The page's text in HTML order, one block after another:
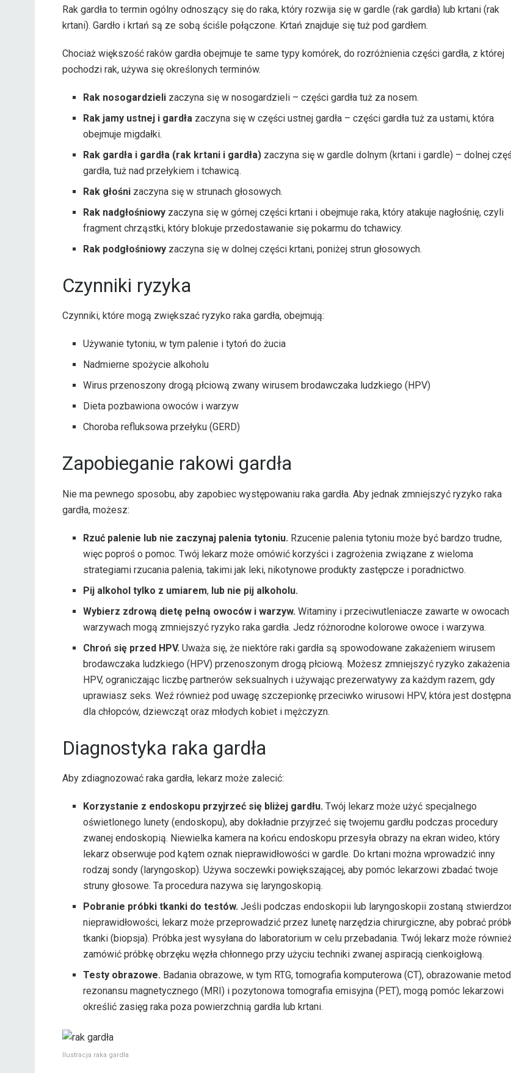
Rak gardła to termin ogólny odnoszący się do raka, który rozwija się w gardle (rak gardła) lub krtani (rak
krtani). Gardło i krtań są ze sobą ściśle połączone. Krtań znajduje się tuż pod gardłem.
Chociaż większość raków gardła obejmuje te same typy komórek, do rozróżnienia części gardła, z której
pochodzi rak, używa się określonych terminów.
Rak nosogardzieli zaczyna się w nosogardzieli – części gardła tuż za nosem.
Rak jamy ustnej i gardła zaczyna się w części ustnej gardła – części gardła tuż za ustami, która
obejmuje migdałki.
Rak gardła i gardła (rak krtani i gardła) zaczyna się w gardle dolnym (krtani i gardle) – dolnej
gardła, tuż nad przełykiem i tchawicą.
Rak głośni zaczyna się w strunach głosowych.
Rak nadgłośniowy zaczyna się w górnej części krtani i obejmuje raka, który atakuje nagłośnię, czyli
fragment chrząstki, który blokuje przedostawanie się pokarmu do tchawicy.
Rak podgłośniowy zaczyna się w dolnej części krtani, poniżej strun głosowych.
Czynniki ryzyka
Czynniki, które mogą zwiększać ryzyko raka gardła, obejmują:
Używanie tytoniu, w tym palenie i tytoń do żucia
Nadmierne spożycie alkoholu
Wirus przenoszony drogą płciową zwany wirusem brodawczaka ludzkiego (HPV)
Dieta pozbawiona owoców i warzyw
Choroba refluksowa przełyku (GERD)
Zapobieganie rakowi gardła
Nie ma pewnego sposobu, aby zapobiec występowaniu raka gardła. Aby jednak zmniejszyć ryzyko raka
gardła, możesz:
Rzuć palenie lub nie zaczynaj palenia tytoniu. Rzucenie palenia tytoniu może być bardzo trudne,
więc poproś o pomoc. Twój lekarz może omówić korzyści i zagrożenia związane z wieloma
strategiami rzucania palenia, takimi jak leki, nikotynowe produkty zastępcze i poradnictwo.
Pij alkohol tylko z umiarem, lub nie pij alkoholu.
Wybierz zdrową dietę pełną owoców i warzyw. Witaminy i przeciwutleniacze zawarte w
warzywach mogą zmniejszyć ryzyko raka gardła. Jedz różnorodne kolorowe owoce i warzywa.
Chroń się przed HPV. Uważa się, że niektóre raki gardła są spowodowane zakażeniem wirusem
brodawczaka ludzkiego (HPV) przenoszonym drogą płciową. Możesz zmniejszyć ryzyko zakażenia
HPV, ograniczając liczbę partnerów seksualnych i używając prezerwatywy za każdym razem, gdy
uprawiasz seks. Weź również pod uwagę szczepionkę przeciwko wirusowi HPV, która jest dostępna
dla chłopców, dziewcząt oraz młodych kobiet i mężczyzn.
Diagnostyka raka gardła
Aby zdiagnozować raka gardła, lekarz może zalecić:
Korzystanie z endoskopu przyjrzeć się bliżej gardłu. Twój lekarz może użyć specjalnego
oświetlonego lunety (endoskopu), aby dokładnie przyjrzeć się twojemu gardłu podczas procedury
zwanej endoskopią. Niewielka kamera na końcu endoskopu przesyła obrazy na ekran wideo, który
lekarz obserwuje pod kątem oznak nieprawidłowości w gardle. Do krtani można wprowadzić inny
rodzaj sondy (laryngoskop). Używa soczewki powiększającej, aby pomóc lekarzowi zbadać twoje
struny głosowe. Ta procedura nazywa się laryngoskopią.
Pobranie próbki tkanki do testów. Jeśli podczas endoskopii lub laryngoskopii zostaną
nieprawidłowości, lekarz może przeprowadzić przez lunetę narzędzia chirurgiczne, aby pobrać
tkanki (biopsja). Próbka jest wysyłana do laboratorium w celu przebadania. Twój lekarz może
zamówić próbkę obrzęku węzła chłonnego przy użyciu techniki zwanej aspiracją cienkoigłową.
Testy obrazowe. Badania obrazowe, w tym RTG, tomografia komputerowa (CT), obrazowanie
rezonansu magnetycznego (MRI) i pozytonowa tomografia emisyjna (PET), mogą pomóc lekarzowi
określić zasięg raka poza powierzchnią gardła lub krtani.
Ilustracja raka gardła